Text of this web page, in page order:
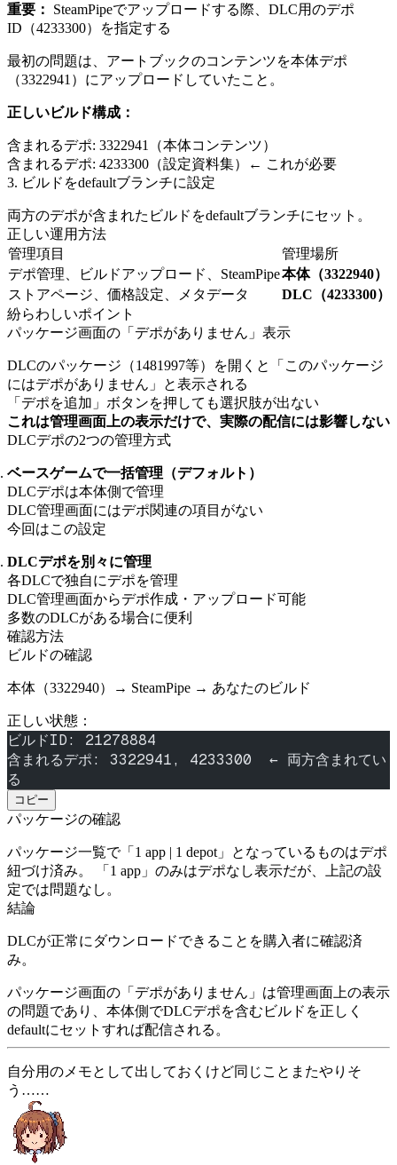
重要：
SteamPipeでアップロードする際、DLC用のデポ
ID（4233300）を指定する
最初の問題は、アートブックのコンテンツを本体デポ
（3322941）にアップロードしていたこと。
正しいビルド構成：
含まれるデポ: 3322941（本体コンテンツ）
含まれるデポ: 4233300（設定資料集）← これが必要
3. ビルドをdefaultブランチに設定
両方のデポが含まれたビルドをdefaultブランチにセット。
正しい運用方法
管理項目
管理場所
デポ管理、ビルドアップロード、SteamPipe本体（3322940）
ストアページ、価格設定、メタデータ
DLC（4233300）
紛らわしいポイント
パッケージ画面の「デポがありません」表示
DLCのパッケージ（1481997等）を開くと「このパッケージ
にはデポがありません」と表示される
「デポを追加」ボタンを押しても選択肢が出ない
これは管理画面上の表示だけで、実際の配信には影響しない
DLCデポの2つの管理方式
ベースゲームで一括管理（デフォルト）
DLCデポは本体側で管理
DLC管理画面にはデポ関連の項目がない
今回はこの設定
DLCデポを別々に管理
各DLCで独自にデポを管理
DLC管理画面からデポ作成・アップロード可能
多数のDLCがある場合に便利
確認方法
ビルドの確認
本体（3322940）→ SteamPipe → あなたのビルド
正しい状態：
ビルドID: 21278884
含まれるデポ: 3322941, 4233300  ← 両方含まれてい
る
コピー
パッケージの確認
パッケージ一覧で「1 app | 1 depot」となっているものはデポ
紐づけ済み。 「1 app」のみはデポなし表示だが、上記の設
定では問題なし。
結論
DLCが正常にダウンロードできることを購入者に確認済
み。
パッケージ画面の「デポがありません」は管理画面上の表示
の問題であり、本体側でDLCデポを含むビルドを正しく
defaultにセットすれば配信される。
自分用のメモとして出しておくけど同じことまたやりそ
う……